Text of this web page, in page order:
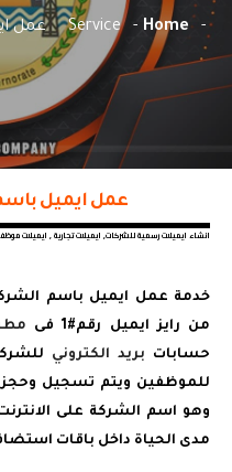
Home
Service عمل
عمل ايميل
انشاء ايميلات رسمية للشركات, ايميلات تجارية , ايميلات
خدمة عمل ايميل باسم
من رايز ايميل رقم#1 فى
حسابات بريد الكتروني
للموظفين ويتم تسجيل
مدى الحياة داخل باقات